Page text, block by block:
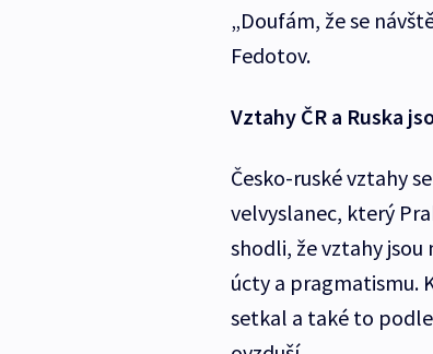
„Doufám, že se
Fedotov.
Vztahy ČR a Ruska
Česko-ruské vztahy
velvyslanec, který
shodli, že vztahy jsou
úcty a pragmatismu.
setkal a také to